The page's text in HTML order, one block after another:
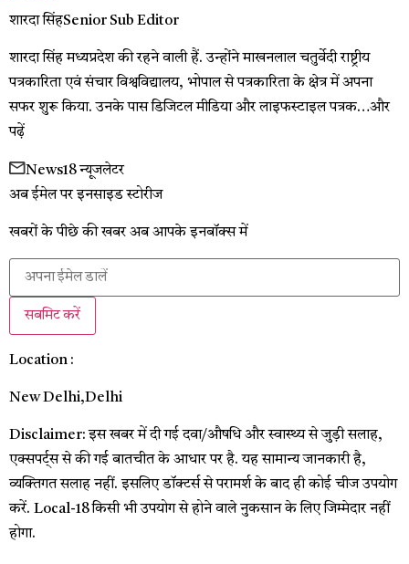
शारदा सिंहSenior Sub Editor
शारदा सिंह मध्यप्रदेश की रहने वाली हैं. उन्होंने माखनलाल चतुर्वेदी राष्ट्रीय
पत्रकारिता एवं संचार विश्वविद्यालय, भोपाल से पत्रकारिता के क्षेत्र में अपना
सफर शुरू किया. उनके पास डिजिटल मीडिया और लाइफस्टाइल पत्रक…और
पढ़ें
News18 न्यूजलेटर
अब ईमेल पर इनसाइड स्‍टोर‍ीज
खबरों के पीछे की खबर अब आपके इनबॉक्‍स में
सबमिट करें
Location :
New Delhi,Delhi
Disclaimer: इस खबर में दी गई दवा/औषधि और स्वास्थ्य से जुड़ी सलाह,
एक्सपर्ट्स से की गई बातचीत के आधार पर है. यह सामान्य जानकारी है,
व्यक्तिगत सलाह नहीं. इसलिए डॉक्टर्स से परामर्श के बाद ही कोई चीज उपयोग
करें. Local-18 किसी भी उपयोग से होने वाले नुकसान के लिए जिम्मेदार नहीं
होगा.